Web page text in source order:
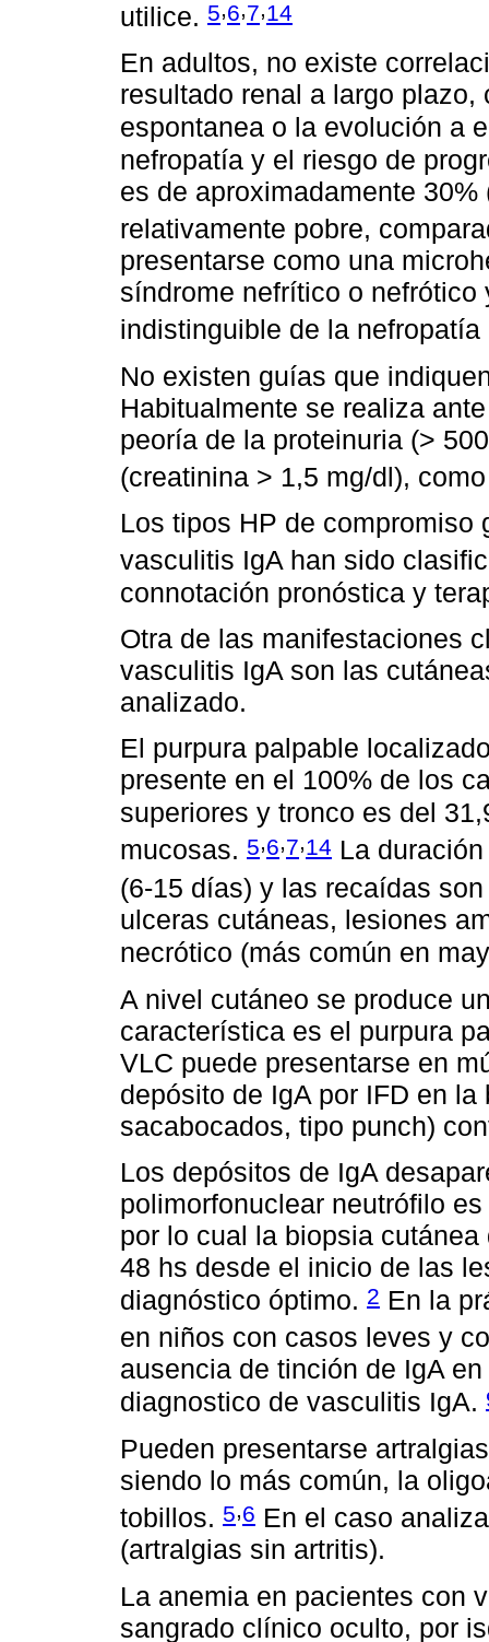
utilice. 5,6,7,14
En adultos, no existe
resultado renal a largo
espontanea o la evolución a
nefropatía y el riesgo de
es de aproximadamente
relativamente pobre,
presentarse como una
síndrome nefrítico o
indistinguible de la
No existen guías que
Habitualmente se realiza
peoría de la proteinuria (>
(creatinina > 1,5 mg/dl),
Los tipos HP de compromiso
vasculitis IgA han sido
connotación pronóstica y
Otra de las manifestaciones
vasculitis IgA son las
analizado.
El purpura palpable
presente en el 100% de los
superiores y tronco es del
mucosas. 5,6,7,14 La
(6-15 días) y las recaídas
ulceras cutáneas, lesiones
necrótico (más común en
A nivel cutáneo se produce
característica es el purpura
VLC puede presentarse en
depósito de IgA por IFD en
sacabocados, tipo punch)
Los depósitos de IgA
polimorfonuclear neutrófilo
por lo cual la biopsia
48 hs desde el inicio de las
diagnóstico óptimo. 2 En la
en niños con casos leves y
ausencia de tinción de IgA
diagnostico de vasculitis IgA.
Pueden presentarse
siendo lo más común, la
tobillos. 5,6 En el caso
(artralgias sin artritis).
La anemia en pacientes con
sangrado clínico oculto, por